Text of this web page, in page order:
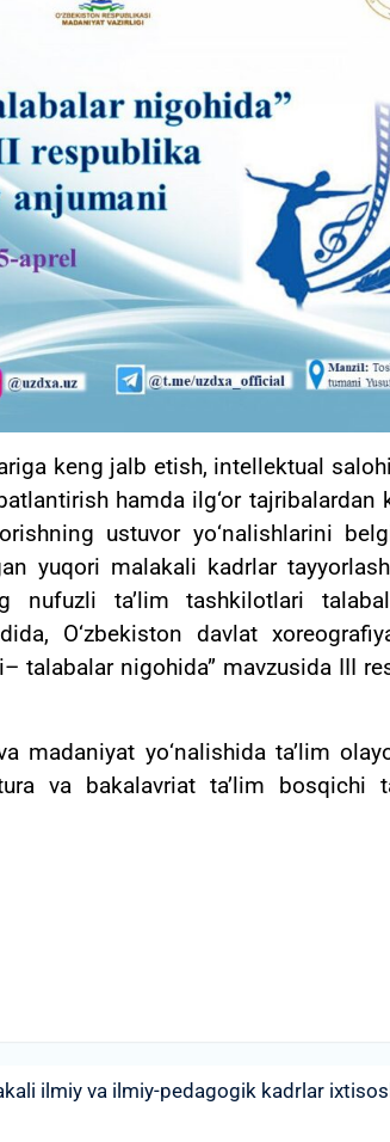
keng jalb etish, intellektual
hamda ilg‘or tajribalardan
ustuvor yо‘nalishlarini
yuqori malakali kadrlar
nufuzli ta’lim tashkilotlari
О‘zbekiston davlat
talabalar nigohida” mavzusida III
madaniyat yо‘nalishida ta’lim
va bakalavriat ta’lim bosqichi
ilmiy va ilmiy-pedagogik kadrlar